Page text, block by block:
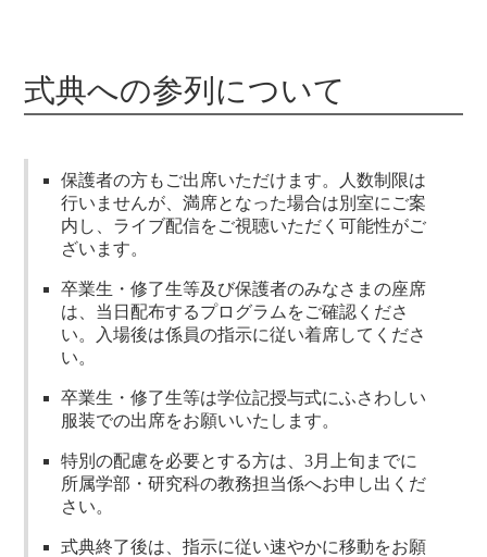
式典への参列について
保護者の方もご出席いただけます。人数制限は
行いませんが、満席となった場合は別室にご案
内し、ライブ配信をご視聴いただく可能性がご
ざいます。
卒業生・修了生等及び保護者のみなさまの座席
は、当日配布するプログラムをご確認くださ
い。入場後は係員の指示に従い着席してくださ
い。
卒業生・修了生等は学位記授与式にふさわしい
服装での出席をお願いいたします。
特別の配慮を必要とする方は、3月上旬までに
所属学部・研究科の教務担当係へお申し出くだ
さい。
式典終了後は、指示に従い速やかに移動をお願